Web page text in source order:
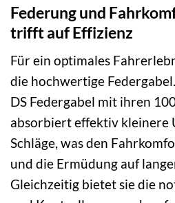
Federung und
trifft auf Effizienz
Für ein optimales
die hochwertige
DS Federgabel mit ihren
absorbiert effektiv kleinere
Schläge, was den
und die Ermüdung auf
Gleichzeitig bietet sie die